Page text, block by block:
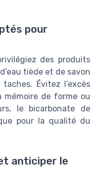
pour
des produits
tiède et de savon
Évitez l’excès
mémoire de forme ou
le bicarbonate de
pour la qualité du
anticiper le